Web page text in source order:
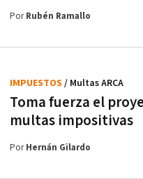
PorRubén Ramallo
Toma fuerza el
multas impositivas
IMPUESTOS / Multas ARCA
PorHernán Gilardo